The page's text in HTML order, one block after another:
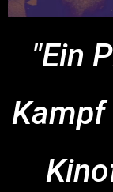
"Ein
Kampf